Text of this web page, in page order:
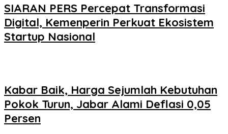
SIARAN PERS Percepat Transformasi
Digital, Kemenperin Perkuat Ekosistem
Startup Nasional
Kabar Baik, Harga Sejumlah Kebutuhan
Pokok Turun, Jabar Alami Deflasi 0,05
Persen